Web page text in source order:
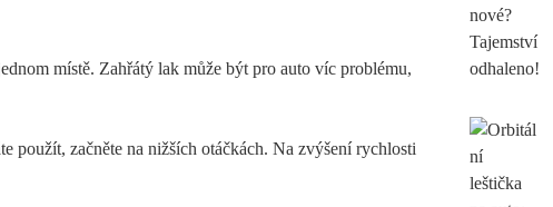
místě. Zahřátý lak může být pro auto víc problému,
použít, začněte na nižších otáčkách. Na zvýšení rychlosti